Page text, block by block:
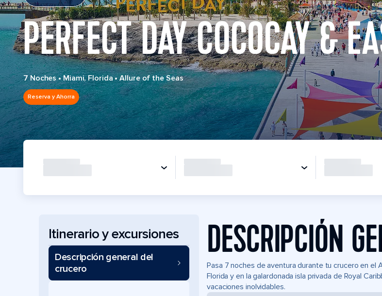
PERFECT DAY COCOCAY &
7 Noches•Miami, Florida•Allure of the Seas
Reserva y Ahorra
Itinerario y excursiones
Descripción general del
crucero
DESCRIPCIÓN
Pasa 7 noches de aventura durante tu crucero en el
Florida y en la galardonada isla privada de Royal
vacaciones inolvidables.